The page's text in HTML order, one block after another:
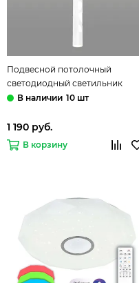
Подвесной потолочный
светодиодный светильник
DLR037 12W 4200K белый
10 шт
1 190 руб.
В корзину